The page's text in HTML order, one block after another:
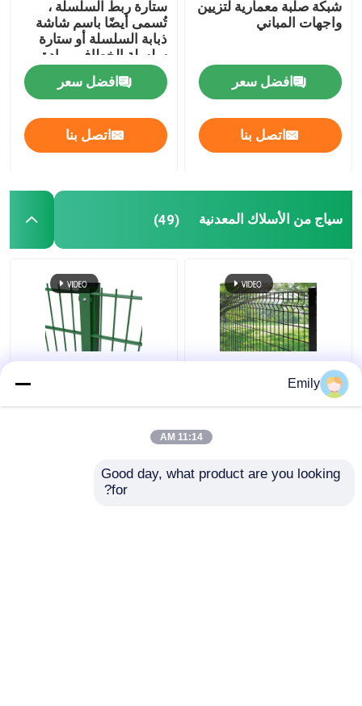
شبكة صلبة معمارية لتزيين
واجهات المباني
افضل سعر
اتصل بنا
ستارة ربط السلسلة ،
تُسمى أيضًا باسم شاشة
ذبابة السلسلة أو ستارة
سلسلة الخطاف ، مادة
الألومنيوم المؤكسد
افضل سعر
اتصل بنا
سياج من الأسلاك المعدنية (49)
أمان معدني سياج من
سياج سلك مزدوج بعرض
Emily
11:14 AM
Good day, what product are you looking
for?